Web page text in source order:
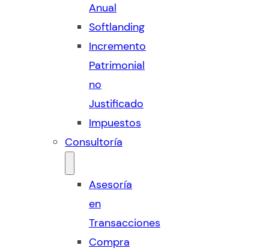
Anual
Softlanding
Incremento
Patrimonial
no
Justificado
Impuestos
Consultoría
Asesoría
en
Transacciones
Compra